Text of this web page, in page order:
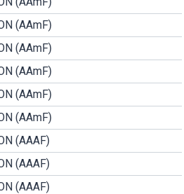
(AAmF)
(AAmF)
(AAmF)
(AAmF)
(AAmF)
(AAAF)
(AAAF)
(AAAF)